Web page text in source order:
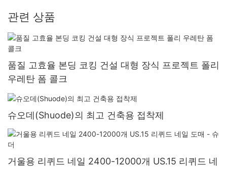
관련 상품
품질 고효율 본딩 코킹 건설 대형 장식 프로젝트 폴리
우레탄 폼 콜크
슈오데(Shuode)의 최고 건축용 접착제
거울용 리퀴드 네일 2400-12000개 US.15 리퀴드 네